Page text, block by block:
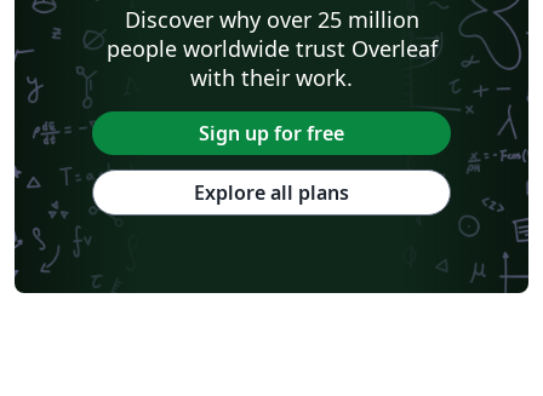
Discover why over 25 million
people worldwide trust Overleaf
with their work.
Sign up for free
Explore all plans